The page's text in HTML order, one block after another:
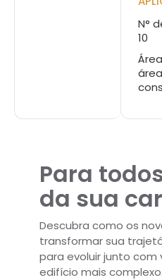
N°
10
Para
da sua
Descubra como os
transformar sua
para evoluir junto com
edifício mais complexo.